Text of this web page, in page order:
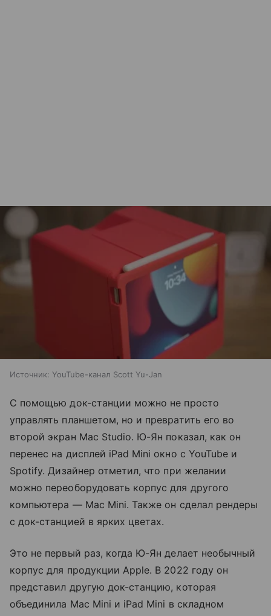
Источник: YouTube-канал Scott Yu-Jan
С помощью док-станции можно не просто
управлять планшетом, но и превратить его во
второй экран Mac Studio. Ю-Ян показал, как он
перенес на дисплей iPad Mini окно с YouTube и
Spotify. Дизайнер отметил, что при желании
можно переоборудовать корпус для другого
компьютера — Mac Mini. Также он сделал рендеры
с док-станцией в ярких цветах.
Это не первый раз, когда Ю-Ян делает необычный
корпус для продукции Apple. В 2022 году он
представил другую док-станцию, которая
объединила Mac Mini и iPad Mini в складном